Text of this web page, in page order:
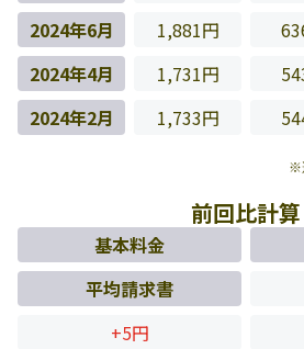
2024年6月
1,881円
2024年4月
1,731円
2024年2月
1,733円
※
前回比計算
基本料金
平均請求書
+5円